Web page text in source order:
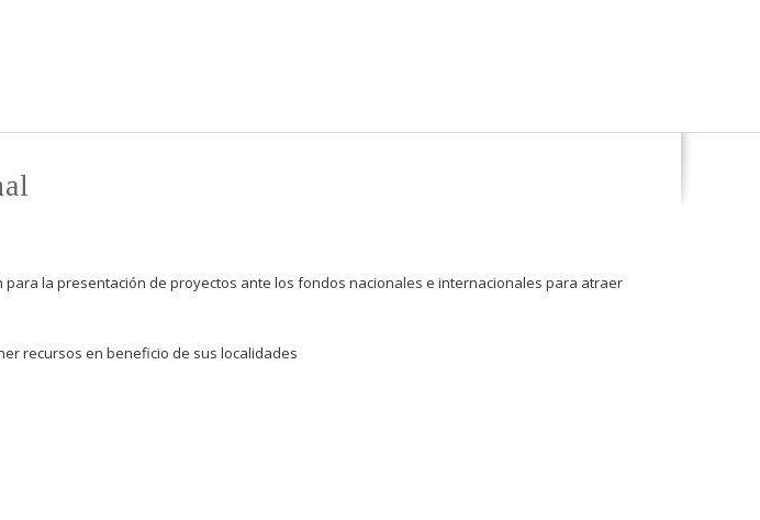
la presentación de proyectos ante los fondos nacionales e internacionales para atraer
recursos en beneficio de sus localidades